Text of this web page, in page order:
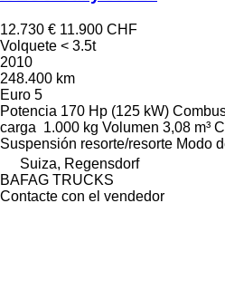
12.730 € 11.900 CHF
Volquete < 3.5t
2010
248.400 km
Euro 5
Potencia 170 Hp (125 kW)
carga 1.000 kg Volumen 3,08 m³
Suspensión resorte/resorte Modo
Suiza, Regensdorf
BAFAG TRUCKS
Contacte con el vendedor